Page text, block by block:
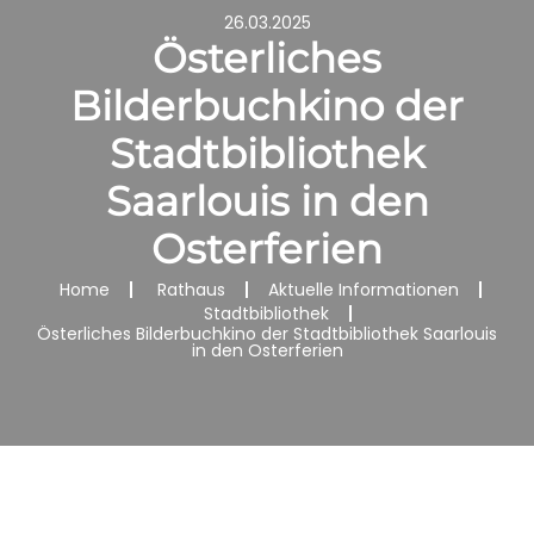
26.03.2025
Österliches
Bilderbuchkino der
Stadtbibliothek
Saarlouis in den
Osterferien
Home Rathaus
Aktuelle Informationen
Stadtbibliothek
Österliches Bilderbuchkino der Stadtbibliothek Saarlouis
in den Osterferien